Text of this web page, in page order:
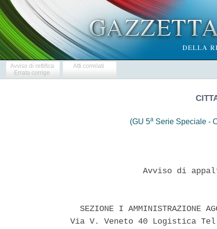
Avviso di rettifica
Errata corrige
Atti correlati
(GU 5a Serie Speciale -
Avviso di
SEZIONE I AMMINISTRAZIONE
Via V. Veneto 40 Logistica